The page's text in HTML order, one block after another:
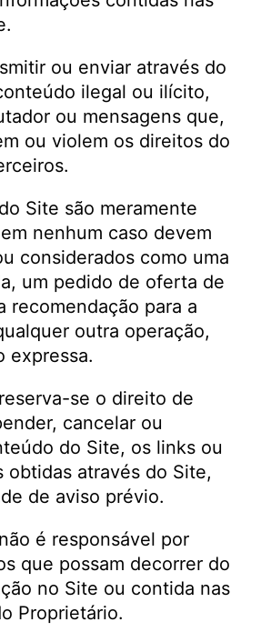
ou enviar através do
ilegal ou ilícito,
ou mensagens que,
ou violem os direitos do
Site são meramente
nenhum caso devem
considerados como uma
um pedido de oferta de
recomendação para a
outra operação,
expressa.
se o direito de
cancelar ou
do Site, os links ou
obtidas através do Site,
de aviso prévio.
é responsável por
que possam decorrer do
no Site ou contida nas
Proprietário.